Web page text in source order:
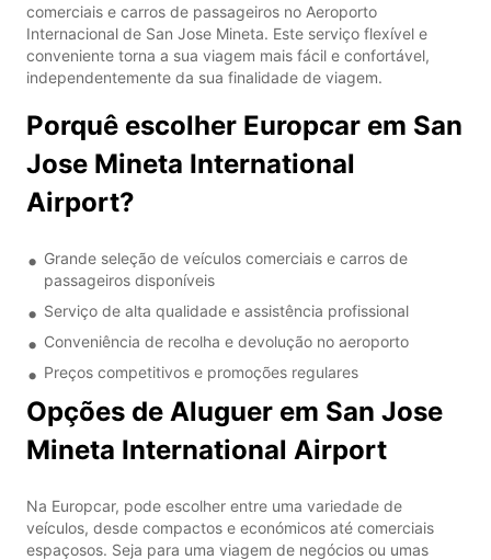
comerciais e carros de passageiros no Aeroporto
Internacional de San Jose Mineta. Este serviço flexível e
conveniente torna a sua viagem mais fácil e confortável,
independentemente da sua finalidade de viagem.
Porquê escolher Europcar em San
Jose Mineta International
Airport?
Grande seleção de veículos comerciais e carros de
passageiros disponíveis
Serviço de alta qualidade e assistência profissional
Conveniência de recolha e devolução no aeroporto
Preços competitivos e promoções regulares
Opções de Aluguer em San Jose
Mineta International Airport
Na Europcar, pode escolher entre uma variedade de
veículos, desde compactos e económicos até comerciais
espaçosos. Seja para uma viagem de negócios ou umas